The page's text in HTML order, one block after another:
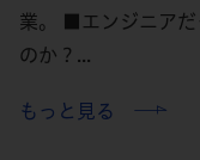
業。 ■エンジニアだ
のか？...
もっと見る